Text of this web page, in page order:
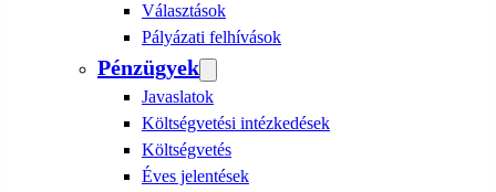
Választások
Pályázati felhívások
Pénzügyek
Javaslatok
Költségvetési intézkedések
Költségvetés
Éves jelentések